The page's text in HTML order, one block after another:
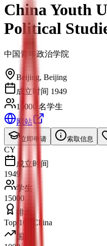
China Youth
Political
中国青年政治学院
Beijing, Beijing
成立时间 1949
15000 名学生
网站
立即申请 索取信息
CY
成立时间
1949
学生
15000
排名
Top 100 China
国际